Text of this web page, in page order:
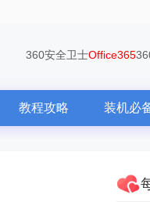
360安全卫士Office365
教程攻略 装机必